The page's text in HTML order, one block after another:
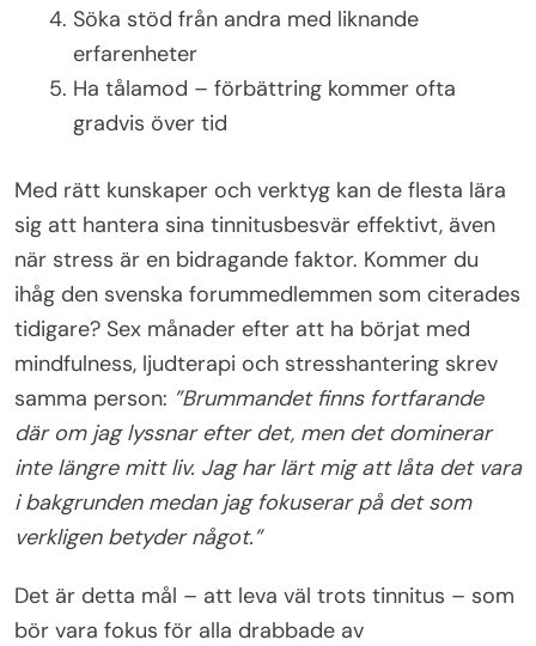
Söka stöd från andra med liknande
erfarenheter
Ha tålamod – förbättring kommer ofta
gradvis över tid
Med rätt kunskaper och verktyg kan de flesta lära
sig att hantera sina tinnitusbesvär effektivt, även
när stress är en bidragande faktor. Kommer du
ihåg den svenska forummedlemmen som citerades
tidigare? Sex månader efter att ha börjat med
mindfulness, ljudterapi och stresshantering skrev
samma person: ”Brummandet finns fortfarande
där om jag lyssnar efter det, men det dominerar
inte längre mitt liv. Jag har lärt mig att låta det vara
i bakgrunden medan jag fokuserar på det som
verkligen betyder något.”
Det är detta mål – att leva väl trots tinnitus – som
bör vara fokus för alla drabbade av